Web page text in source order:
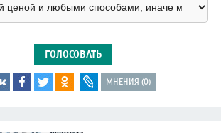
ГОЛОСОВАТЬ
МНЕНИЯ (0)